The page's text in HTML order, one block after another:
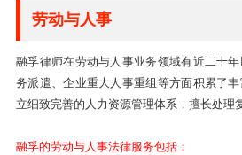
劳动与人事
融孚律师在劳动与人事业务领域有近二十
务派遣、企业重大人事重组等方面积累了
立细致完善的人力资源管理体系，擅长处理
融孚的劳动与人事法律服务包括：